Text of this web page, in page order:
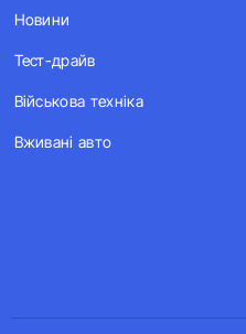
Новини
Тест-драйв
Військова техніка
Вживані авто